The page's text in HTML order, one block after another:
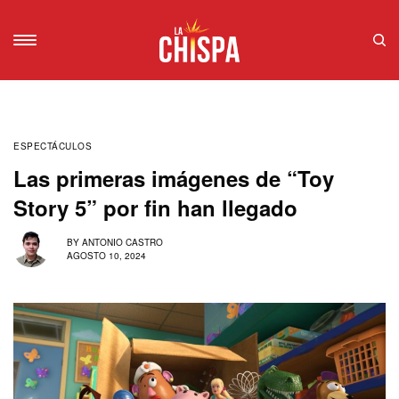
ESPECTÁCULOS
Las primeras imágenes de “Toy
Story 5” por fin han llegado
BY ANTONIO CASTRO
AGOSTO 10, 2024